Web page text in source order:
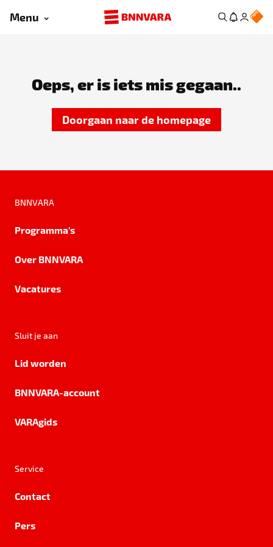
Menu
Oeps, er is iets mis gegaan..
Doorgaan naar de homepage
BNNVARA
Programma's
Over BNNVARA
Vacatures
Sluit je aan
Lid worden
BNNVARA-account
VARAgids
Service
Contact
Pers